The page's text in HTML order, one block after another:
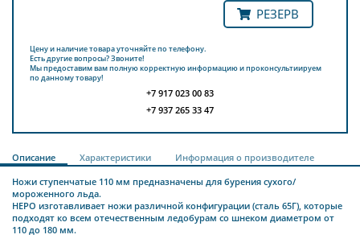
РЕЗЕРВ
Цену и наличие товара уточняйте по телефону.
Есть другие вопросы? Звоните!
Мы предоставим вам полную корректную информацию и проконсультиируем
по данному товару!
+7 917 023 00 83
+7 937 265 33 47
Описание Характеристики
Информация о производителе
Ножи ступенчатые 110 мм предназначены для бурения сухого/
мороженного льда.
НЕРО изготавливает ножи различной конфигурации (сталь 65Г), которые
подходят ко всем отечественным ледобурам со шнеком диаметром от
110 до 180 мм.